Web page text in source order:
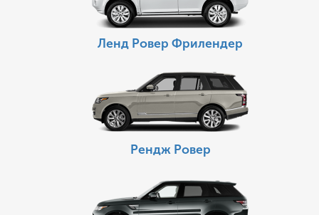
Ленд Ровер Фрилендер
Рендж Ровер